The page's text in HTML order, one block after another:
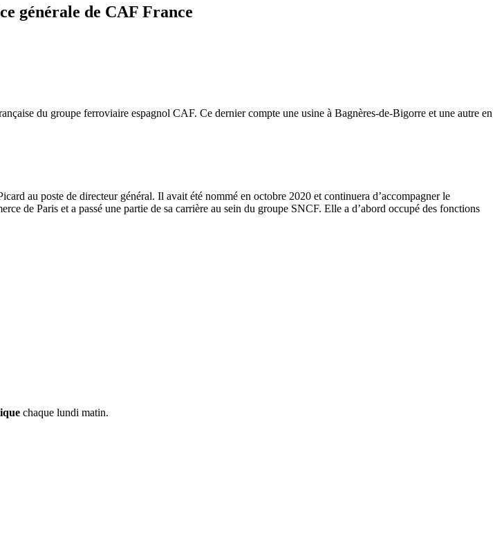
générale de CAF France
du groupe ferroviaire espagnol CAF. Ce dernier compte une usine à Bagnères-de-Bigorre et une autre en
au poste de directeur général. Il avait été nommé en octobre 2020 et continuera d’accompagner le
de Paris et a passé une partie de sa carrière au sein du groupe SNCF. Elle a d’abord occupé des fonctions
chaque lundi matin.